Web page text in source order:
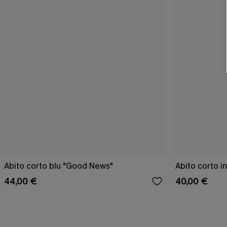
Abito corto blu "Good News"
44,00 €
Abito corto
40,00 €